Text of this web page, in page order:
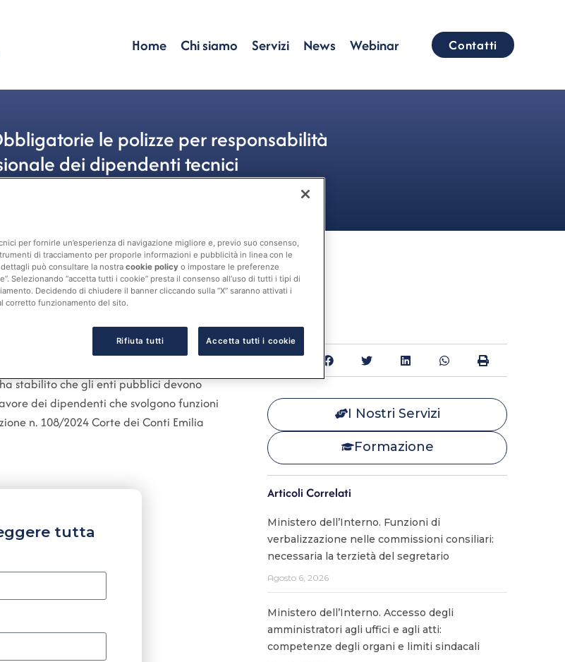
Home Chi siamo Servizi News Webinar Contatti
le polizze per responsabilità
dei dipendenti tecnici
stabilito che gli enti pubblici devono
dei dipendenti che svolgono funzioni
n. 108/2024 Corte dei Conti Emilia
tutta
Condividi:
I Nostri Servizi
Formazione
Articoli Correlati
Ministero dell’Interno. Funzioni di
verbalizzazione nelle commissioni consiliari:
necessaria la terzietà del segretario
Agosto 6, 2026
Ministero dell’Interno. Accesso degli
amministratori agli uffici e agli atti:
competenze degli organi e limiti sindacali
per fornirle un’esperienza di navigazione migliore e, previo suo consenso,
di tracciamento per proporle informazioni e pubblicità in linea con le
può consultare la nostra cookie policy o impostare le preferenze
Selezionando “accetta tutti i cookie” presta il consenso all’uso di tutti i tipi di
Decidendo di chiudere il banner cliccando sulla “X” saranno attivati i
corretto funzionamento del sito.
Rifiuta tutti Accetta tutti i cookie